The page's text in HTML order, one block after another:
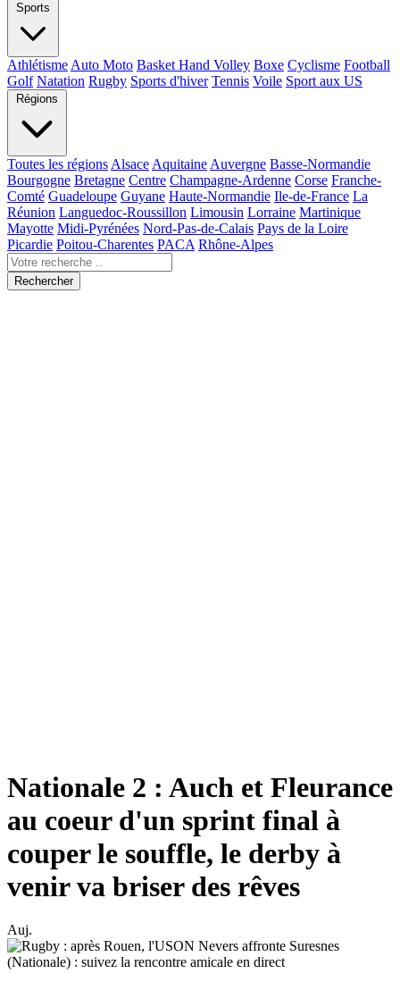
Sports
Athlétisme Auto Moto Basket Hand Volley Boxe Cyclisme Football
Golf Natation Rugby Sports d'hiver Tennis Voile Sport aux US
Régions
Toutes les régions Alsace Aquitaine Auvergne Basse-Normandie
Bourgogne Bretagne Centre Champagne-Ardenne Corse Franche-
Comté Guadeloupe Guyane Haute-Normandie Ile-de-France La
Réunion Languedoc-Roussillon Limousin Lorraine Martinique
Mayotte Midi-Pyrénées Nord-Pas-de-Calais Pays de la Loire
Picardie Poitou-Charentes PACA Rhône-Alpes
Rechercher
Nationale 2 : Auch et Fleurance
au coeur d'un sprint final à
couper le souffle, le derby à
venir va briser des rêves
Auj.